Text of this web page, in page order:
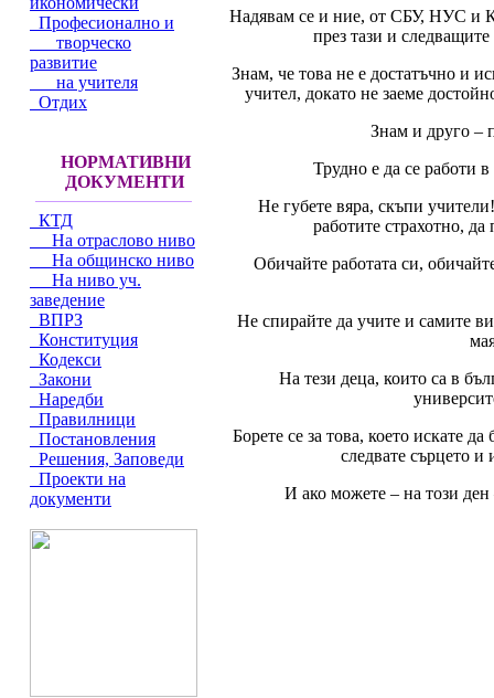
Професионално и
творческо
развитие
на учителя
Отдих
НОРМАТИВНИ
ДОКУМЕНТИ
КТД
На отраслово ниво
На общинско ниво
На ниво уч.
заведение
ВПРЗ
Конституция
Кодекси
Закони
Наредби
Правилници
Постановления
Решения, Заповеди
Проекти на
документи
Надявам се и ние, от СБУ, НУС и
през тази и
Знам, че това не е достатъчно и
учител, докато не заеме
Знам и друго –
Трудно е да се работи
Не губете вяра, скъпи
работите страхотно, да
Обичайте работата си,
Не спирайте да учите и самите
На тези деца, които са в
Борете се за това, което искате
следвате сърцето и
И ако можете – на този ден